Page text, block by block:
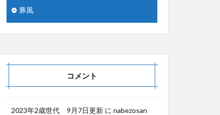
豚風
コメント
2023年2歳世代 9月7日更新 に nabezosan